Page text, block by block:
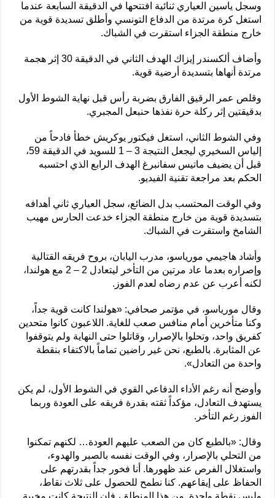
وسجل ياسين العياري ثنائية افتتحها في الدقيقة السابعة عندما
استغل كرة مرتدة من الدفاع التونسي وأطلق تسديدة قوية من
خارج منطقة الجزاء استقرت في الشباك.
وأضاف ألكسندر إيزاك الهدف الثاني في الدقيقة 30 إثر هجمة
مرتدة أنهاها بتسديدة أرضية قوية.
وقلص عمر الرقيق الفارق بضربة رأس قبل نهاية الشوط الأول
بدقيقتين إثر ركلة حرة نفذها حنبعل المجبري.
وفي الشوط الثاني، استغل فيكتور يوكريش خطأ فادحاً من
إلياس السخيري ليجعل النتيجة 3 – 1 للسويد في الدقيقة 59،
قبل أن يضيف ماتيس سفانبرغ الهدف الرابع الذي احتسبه
الحكم بعد مراجعة تقنية الفيديو.
وفي الوقت المحتسب بدل الضائع، سجل العياري ثاني أهدافه
بتسديدة قوية من خارج منطقة الجزاء خدعت الحارس مهيب
الشامخ واستقرت في الشباك.
وأشاد هاجيمي مورياسو، مدرب اليابان، بروح فريقه القتالية
وإصراره بعدما عاد مرتين من التأخر ليتعادل 2 – 2 مع هولندا،
لكنه أعرب عن عدم رضاه لعدم الفوز.
وقال مورياسو، في مؤتمر صحافي: «هولندا كانت قوية جداً،
وكنا متأخرين أمام منافس صعب للغاية. اللاعبون كانوا متحدين
كفريق واحد، وتحلوا بالإصرار، وقاتلوا حتى النهاية ولم يتوقفوا
عن المثابرة. بالطبع، نحن غير راضين تماماً بالاكتفاء بنقطة
واحدة من التعادل».
وأوضح أنه رغم الأداء الدفاعي القوي في الشوط الأول، لم يكن
يستهدف التعادل، مؤكداً ثقته بقدرة فريقه على العودة وربما
الفوز رغم التأخر.
وقال: «بالطبع كان من الصعب عليهم العودة… لكنهم تمكنوا
من التحلي بالإصرار، وفي الوقت نفسه بالصبر والهدوء،
واستغلال الفرص عند ظهورها. أنا فخور جداً بقدرتهم على
الحفاظ على إيقاعهم. كنا نطمح للحصول على ثلاث نقاط،